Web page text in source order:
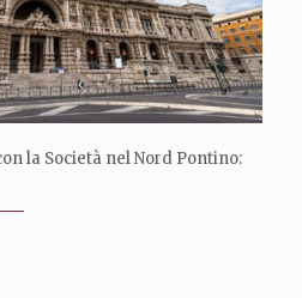
la Società nel Nord Pontino: